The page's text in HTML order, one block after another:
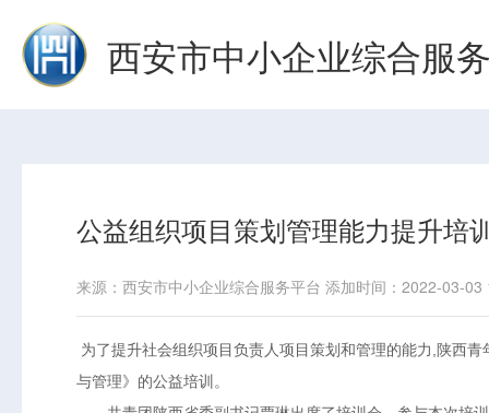
西安市中小企业综合服
公益组织项目策划管理能力提升培
来源：西安市中小企业综合服务平台 添加时间：2022-03-
为了提升社会组织项目负责人项目策划和管理的能力,陕西
与管理》的公益培训。